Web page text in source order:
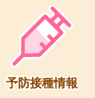
予防接種情報